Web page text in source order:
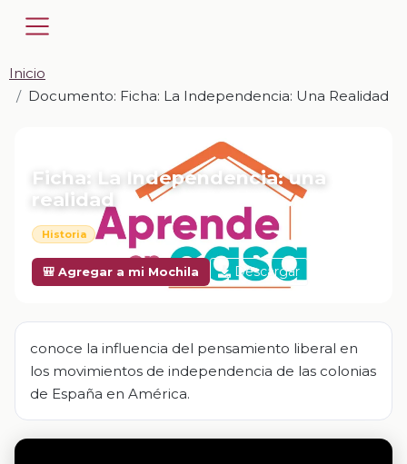
Inicio
Documento: Ficha: La Independencia: Una Realidad
Ficha: La Independencia: una
realidad
Historia
🎒 Agregar a mi Mochila Descargar
conoce la influencia del pensamiento liberal en
los movimientos de independencia de las colonias
de España en América.